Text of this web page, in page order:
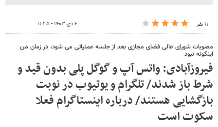
۱۱ نفر ۶ دی ۱۴۰۳ - ۱۱:۳۵
مصوبات شورای عالی فضای مجازی بعد از جلسه عملیاتی می شود، در زمان من
اینگونه نبود
فیروزآبادی: واتس آپ و گوگل پلی بدون قید و
شرط باز شدند/ تلگرام و یوتیوب در نوبت
بازگشایی هستند/ درباره اینستاگرام فعلا
سکوت است